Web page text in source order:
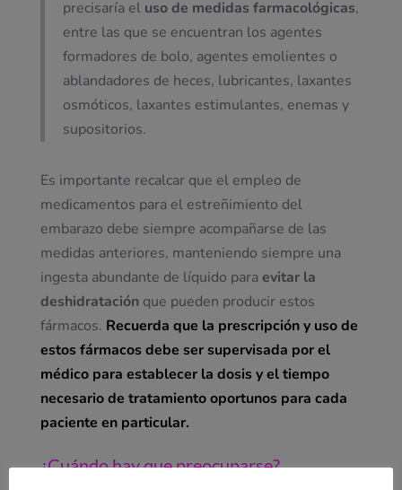
precisaría el uso de medidas farmacológicas,
entre las que se encuentran los agentes
formadores de bolo, agentes emolientes o
ablandadores de heces, lubricantes, laxantes
osmóticos, laxantes estimulantes, enemas y
supositorios.
Es importante recalcar que el empleo de
medicamentos para el estreñimiento del
embarazo debe siempre acompañarse de las
medidas anteriores, manteniendo siempre una
ingesta abundante de líquido para evitar la
deshidrataciónque pueden producir estos
fármacos. Recuerda que la prescripción y uso de
estos fármacos debe ser supervisada por el
médico para establecer la dosis y el tiempo
necesario de tratamiento oportunos para cada
paciente en particular.
¿Cuándo hay que preocuparse?